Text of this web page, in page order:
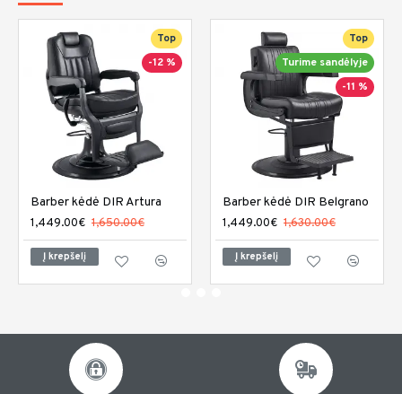
Top
-12 %
Barber kėdė DIR Artura
1,449.00€ 1,650.00€
Į krepšelį
Top
Turime sandėlyje
-11 %
Barber kėdė DIR Belgrano
1,449.00€ 1,630.00€
Į krepšelį